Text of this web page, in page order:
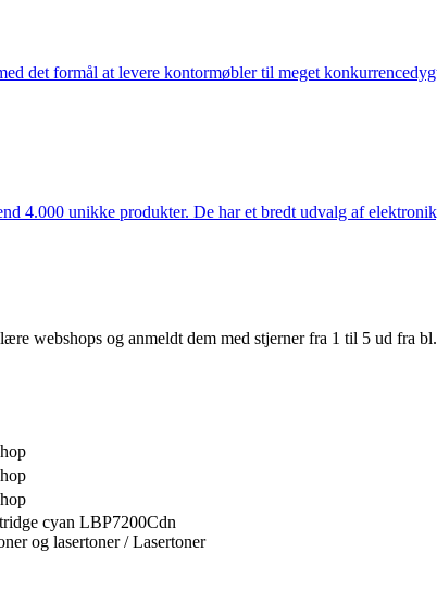
det formål at levere kontormøbler til meget
4.000 unikke produkter. De har et bredt udvalg af
webshops og anmeldt dem med stjerner fra 1 til 5 ud fra
cyan LBP7200Cdn
og lasertoner / Lasertoner